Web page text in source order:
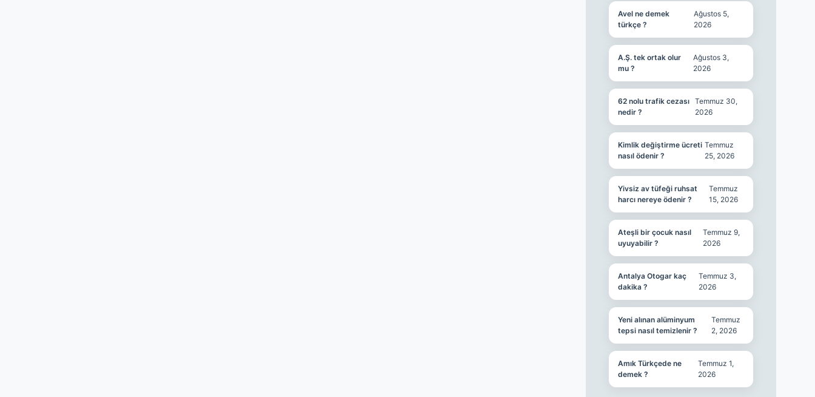
Avel ne demek
türkçe ?
Ağustos 5,
2026
A.Ş. tek ortak olur
mu ?
Ağustos 3,
2026
62 nolu trafik cezası
nedir ?
Temmuz 30,
2026
Kimlik değiştirme ücreti
nasıl ödenir ?
Temmuz
25, 2026
Yivsiz av tüfeği ruhsat
harcı nereye ödenir ?
Temmuz
15, 2026
Ateşli bir çocuk nasıl
uyuyabilir ?
Temmuz 9,
2026
Antalya Otogar kaç
dakika ?
Temmuz 3,
2026
Yeni alınan alüminyum
tepsi nasıl temizlenir ?
Temmuz
2, 2026
Amık Türkçede ne
demek ?
Temmuz 1,
2026